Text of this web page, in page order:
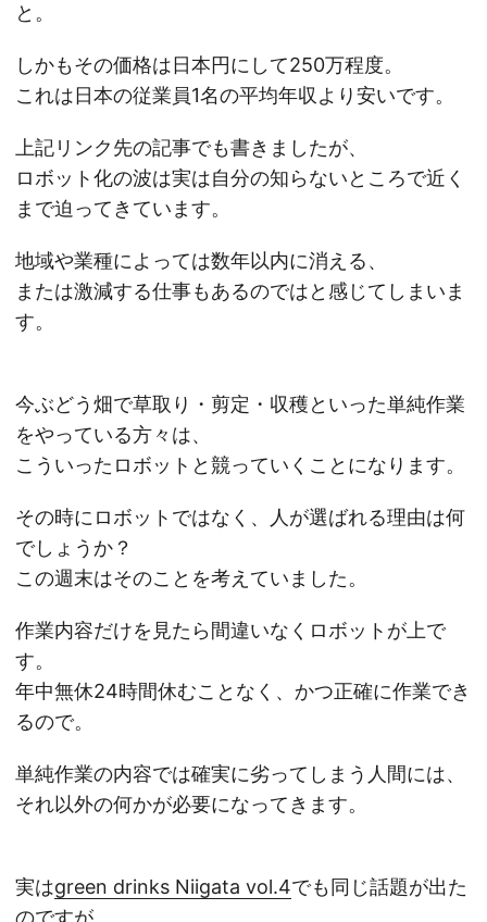
と。
しかもその価格は日本円にして250万程度。
これは日本の従業員1名の平均年収より安いです。
上記リンク先の記事でも書きましたが、
ロボット化の波は実は自分の知らないところで近く
まで迫ってきています。
地域や業種によっては数年以内に消える、
または激減する仕事もあるのではと感じてしまいま
す。
今ぶどう畑で草取り・剪定・収穫といった単純作業
をやっている方々は、
こういったロボットと競っていくことになります。
その時にロボットではなく、人が選ばれる理由は何
でしょうか？
この週末はそのことを考えていました。
作業内容だけを見たら間違いなくロボットが上で
す。
年中無休24時間休むことなく、かつ正確に作業でき
るので。
単純作業の内容では確実に劣ってしまう人間には、
それ以外の何かが必要になってきます。
実はgreen drinks Niigata vol.4でも同じ話題が出た
のですが、